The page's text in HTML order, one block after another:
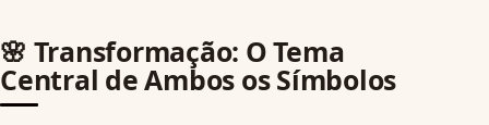
🌸 Transformação: O Tema
Central de Ambos os Símbolos